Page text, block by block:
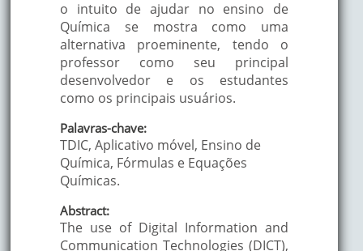
o intuito de ajudar no ensino de
Química se mostra como uma
alternativa proeminente, tendo o
professor como seu principal
desenvolvedor e os estudantes
como os principais usuários.
Palavras-chave:
TDIC, Aplicativo móvel, Ensino de
Química, Fórmulas e Equações
Químicas.
Abstract:
The use of Digital Information and
Communication Technologies (DICT),